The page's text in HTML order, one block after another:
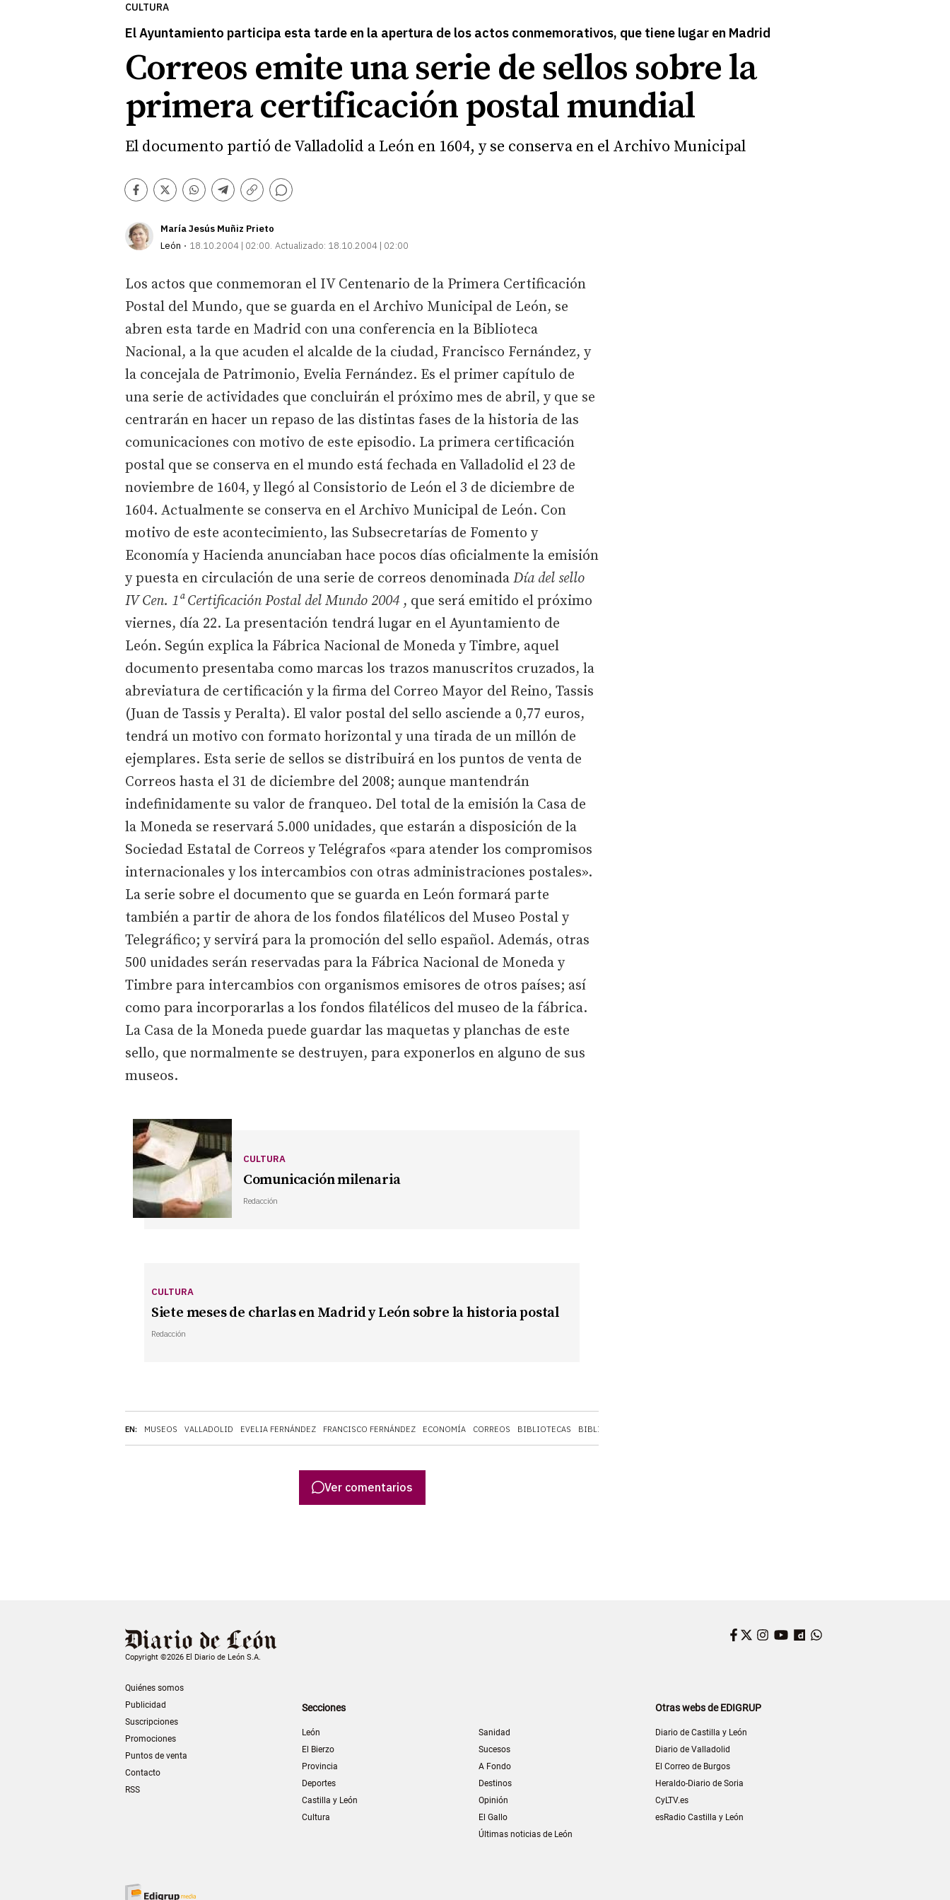
CULTURA
El Ayuntamiento participa esta tarde en la apertura de los actos conmemorativos, que tiene lugar en Madrid
Correos emite una serie de sellos sobre la
primera certificación postal mundial
El documento partió de Valladolid a León en 1604, y se conserva en el Archivo Municipal
Facebook
TwitterWhatsapp
Telegram
Copiar
Comentarios
María Jesús Muñiz Prieto
León
18.10.2004 | 02:00 Actualizado: 18.10.2004 | 02:00
EN: MUSEOS VALLADOLID EVELIA FERNÁNDEZ FRANCISCO FERNÁNDEZ ECONOMÍA CORREOS BIBLIOTECAS BIBLIOTECA NACIONAL
Los actos que conmemoran el IV Centenario de la Primera Certificación
Postal del Mundo, que se guarda en el Archivo Municipal de León, se
abren esta tarde en Madrid con una conferencia en la Biblioteca
Nacional, a la que acuden el alcalde de la ciudad, Francisco Fernández, y
la concejala de Patrimonio, Evelia Fernández. Es el primer capítulo de
una serie de actividades que concluirán el próximo mes de abril, y que se
centrarán en hacer un repaso de las distintas fases de la historia de las
comunicaciones con motivo de este episodio. La primera certificación
postal que se conserva en el mundo está fechada en Valladolid el 23 de
noviembre de 1604, y llegó al Consistorio de León el 3 de diciembre de
1604. Actualmente se conserva en el Archivo Municipal de León. Con
motivo de este acontecimiento, las Subsecretarías de Fomento y
Economía y Hacienda anunciaban hace pocos días oficialmente la emisión
y puesta en circulación de una serie de correos denominada Día del sello
IV Cen. 1ª Certificación Postal del Mundo 2004 , que será emitido el próximo
viernes, día 22. La presentación tendrá lugar en el Ayuntamiento de
León. Según explica la Fábrica Nacional de Moneda y Timbre, aquel
documento presentaba como marcas los trazos manuscritos cruzados, la
abreviatura de certificación y la firma del Correo Mayor del Reino, Tassis
(Juan de Tassis y Peralta). El valor postal del sello asciende a 0,77 euros,
tendrá un motivo con formato horizontal y una tirada de un millón de
ejemplares. Esta serie de sellos se distribuirá en los puntos de venta de
Correos hasta el 31 de diciembre del 2008; aunque mantendrán
indefinidamente su valor de franqueo. Del total de la emisión la Casa de
la Moneda se reservará 5.000 unidades, que estarán a disposición de la
Sociedad Estatal de Correos y Telégrafos «para atender los compromisos
internacionales y los intercambios con otras administraciones postales».
La serie sobre el documento que se guarda en León formará parte
también a partir de ahora de los fondos filatélicos del Museo Postal y
Telegráfico; y servirá para la promoción del sello español. Además, otras
500 unidades serán reservadas para la Fábrica Nacional de Moneda y
Timbre para intercambios con organismos emisores de otros países; así
como para incorporarlas a los fondos filatélicos del museo de la fábrica.
La Casa de la Moneda puede guardar las maquetas y planchas de este
sello, que normalmente se destruyen, para exponerlos en alguno de sus
museos.
CULTURA
Comunicación milenaria
Redacción
CULTURA
Siete meses de charlas en Madrid y León sobre la historia postal
Redacción
Ver comentarios
Copyright ©2026 El Diario de León S.A.
Quiénes somos
Publicidad
Suscripciones
Promociones
Puntos de venta
Contacto
RSS
Facebook
Twitter
Instagram
YouTube
Dailymotion
Secciones
León
El Bierzo
Provincia
Deportes
Castilla y León
Cultura
Sanidad
Sucesos
A Fondo
Destinos
Opinión
El Gallo
Últimas noticias de León
Otras webs de EDIGRUP
Diario de Castilla y León
Diario de Valladolid
El Correo de Burgos
Heraldo-Diario de Soria
CyLTV.es
esRadio Castilla y León